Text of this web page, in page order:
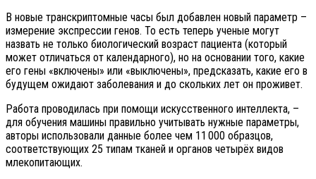
В новые транскриптомные часы был добавлен новый параметр –
измерение экспрессии генов. То есть теперь ученые могут
назвать не только биологический возраст пациента (который
может отличаться от календарного), но на основании того, какие
его гены «включены» или «выключены», предсказать, какие его в
будущем ожидают заболевания и до скольких лет он проживет.
Работа проводилась при помощи искусственного интеллекта, –
для обучения машины правильно учитывать нужные параметры,
авторы использовали данные более чем 11 000 образцов,
соответствующих 25 типам тканей и органов четырёх видов
млекопитающих.